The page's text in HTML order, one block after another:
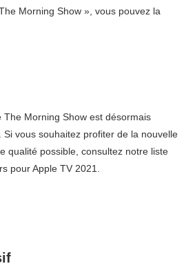
Morning Show », vous pouvez la
The Morning Show est désormais
Si vous souhaitez profiter de la nouvelle
qualité possible, consultez notre liste
pour Apple TV 2021.